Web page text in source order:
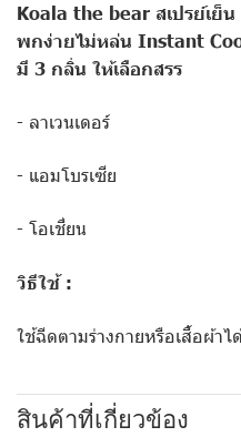
Koala the bear สเปรย์เย็
พกง่ายไม่หล่น Instant
มี 3 กลิ่น ให้เลือกสรร
- ลาเวนเดอร์
- แอมโบรเซีย
- โอเชี่ยน
วิธีใช้ :
ใช้ฉีดตามร่างกายหรือเสื้อผ้าไ
สินค้าที่เกี่ยวข้อง